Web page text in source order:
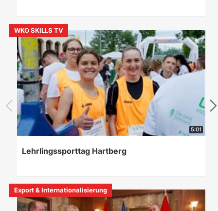
5:01
Lehrlingssporttag Hartberg
WKO SKILLS TV
Export & Internationalisierung